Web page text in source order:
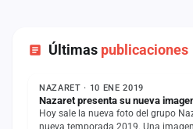
Últimas publicaciones
NOTICIA
NAZARET · 10 ENE 2019
Nazaret presenta su nueva
Hoy sale la nueva foto del grupo
nueva temporada 2019. Una